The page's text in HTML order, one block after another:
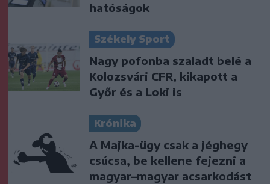
hatóságok
Székely Sport
Nagy pofonba szaladt belé a
Kolozsvári CFR, kikapott a
Győr és a Loki is
Krónika
A Majka-ügy csak a jéghegy
csúcsa, be kellene fejezni a
magyar–magyar acsarkodást